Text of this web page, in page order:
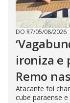
DO R7/05/08/2026
ironiza e
Remo
Atacante foi
cube paraense